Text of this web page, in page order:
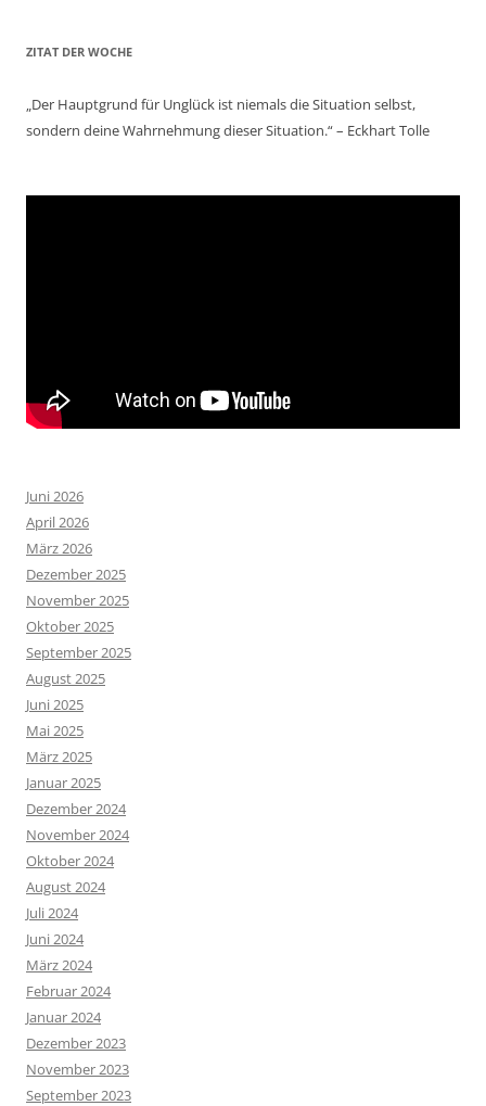
ZITAT DER WOCHE
„Der Hauptgrund für Unglück ist niemals die Situation selbst,
sondern deine Wahrnehmung dieser Situation.“ – Eckhart Tolle
Juni 2026
April 2026
März 2026
Dezember 2025
November 2025
Oktober 2025
September 2025
August 2025
Juni 2025
Mai 2025
März 2025
Januar 2025
Dezember 2024
November 2024
Oktober 2024
August 2024
Juli 2024
Juni 2024
März 2024
Februar 2024
Januar 2024
Dezember 2023
November 2023
September 2023